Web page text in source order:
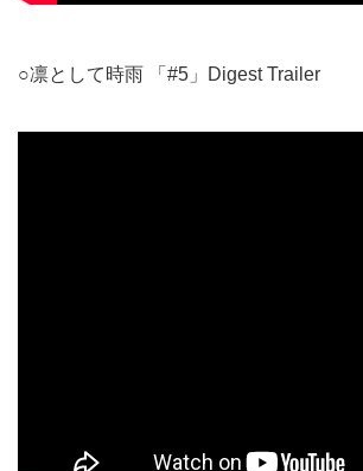
○凛として時雨 「#5」Digest Trailer